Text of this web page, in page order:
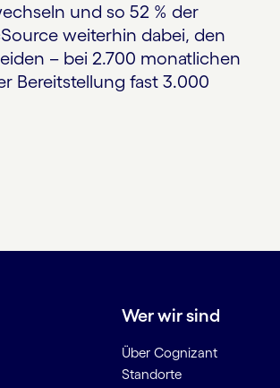
und so 52 % der
weiterhin dabei, den
– bei 2.700 monatlichen
Bereitstellung fast 3.000
Wer wir sind
Über Cognizant
Standorte